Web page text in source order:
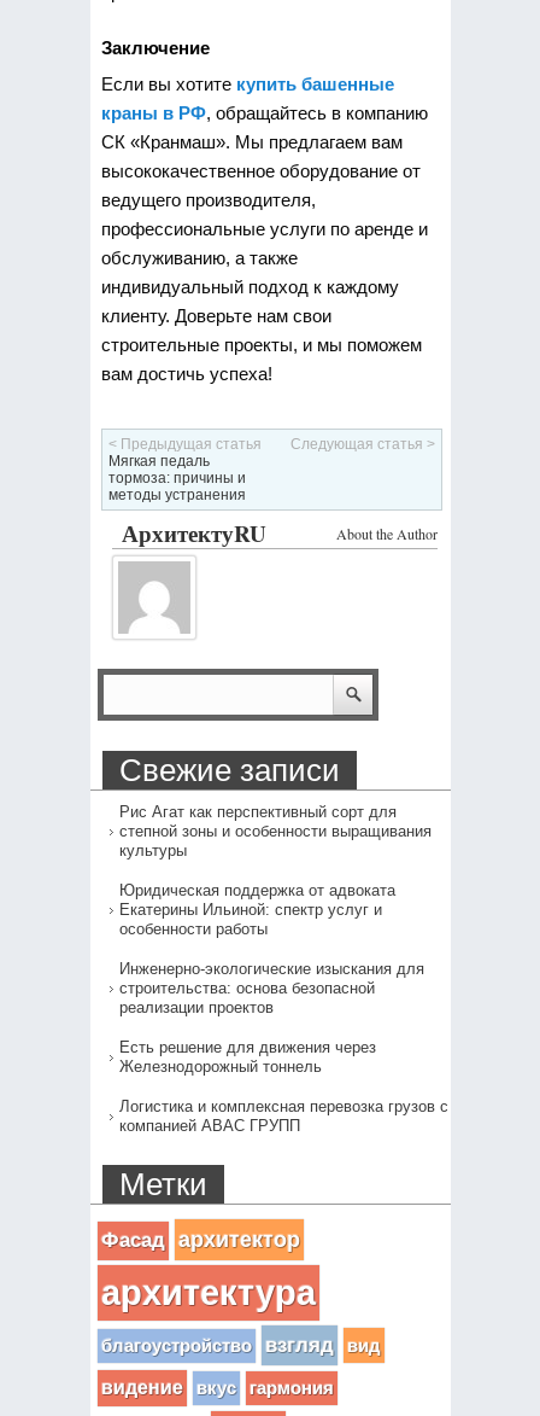
Заключение
Если вы хотите купить башенные
краны в РФ, обращайтесь в компанию
СК «Кранмаш». Мы предлагаем вам
высококачественное оборудование от
ведущего производителя,
профессиональные услуги по аренде и
обслуживанию, а также
индивидуальный подход к каждому
клиенту. Доверьте нам свои
строительные проекты, и мы поможем
вам достичь успеха!
< Предыдущая статья
Мягкая педаль
тормоза: причины и
методы устранения
Следующая статья >
About the Author
АрхитектуRU
Свежие записи
Рис Агат как перспективный сорт для
степной зоны и особенности выращивания
культуры
Юридическая поддержка от адвоката
Екатерины Ильиной: спектр услуг и
особенности работы
Инженерно-экологические изыскания для
строительства: основа безопасной
реализации проектов
Есть решение для движения через
Железнодорожный тоннель
Логистика и комплексная перевозка грузов с
компанией АВАС ГРУПП
Метки
Фасад архитектор
архитектура
благоустройство взгляд вид
видение вкус гармония